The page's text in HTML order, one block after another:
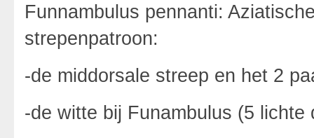
Funnambulus pennanti:
strepenpatroon:
-de middorsale streep en het 2
-de witte bij Funambulus (5 lichte